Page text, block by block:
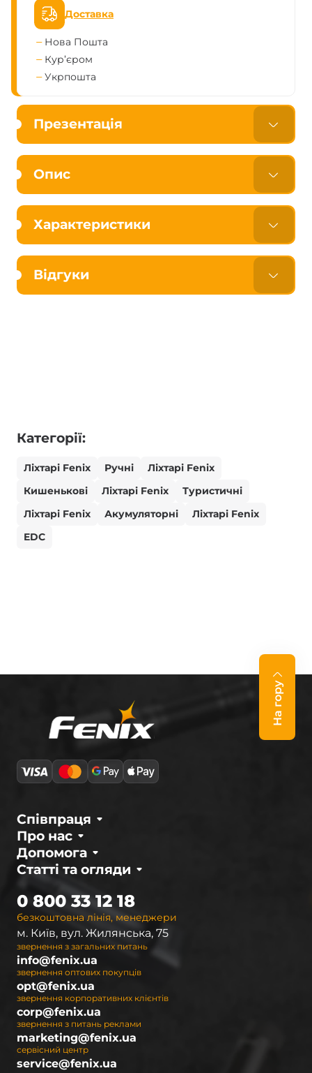
Доставка
Нова Пошта
Кур’єром
Укрпошта
Презентація
Опис
Характеристики
Відгуки
Категорії:
Ліхтарі Fenix Ручні
Ліхтарі Fenix
Кишенькові
Ліхтарі Fenix
Туристичні
Ліхтарі Fenix
Акумуляторні
Ліхтарі Fenix
EDC
На гору
Про нас
Співпраця
Статті та огляди
Допомога
безкоштовна лінія, менеджери
0 800 33 12 18
м. Київ, вул. Жилянська, 75
звернення з загальних питань
info@fenix.ua
звернення оптових покупців
opt@fenix.ua
звернення корпоративних клієнтів
corp@fenix.ua
звернення з питань реклами
marketing@fenix.ua
сервісний центр
service@fenix.ua